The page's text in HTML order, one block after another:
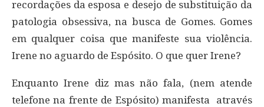
recordações da esposa e desejo de substituição da
patologia obsessiva, na busca de Gomes. Gomes
em qualquer coisa que manifeste sua violência.
Irene no aguardo de Espósito. O que quer Irene?
Enquanto Irene diz mas não fala, (nem atende
telefone na frente de Espósito) manifesta através